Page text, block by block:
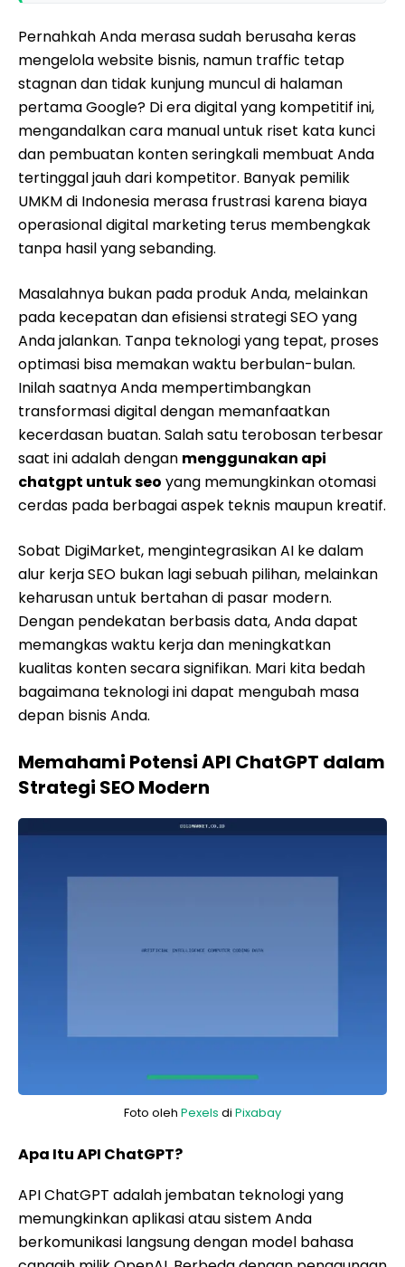
Pernahkah Anda merasa sudah berusaha keras
mengelola website bisnis, namun traffic tetap
stagnan dan tidak kunjung muncul di halaman
pertama Google? Di era digital yang kompetitif ini,
mengandalkan cara manual untuk riset kata kunci
dan pembuatan konten seringkali membuat Anda
tertinggal jauh dari kompetitor. Banyak pemilik
UMKM di Indonesia merasa frustrasi karena biaya
operasional digital marketing terus membengkak
tanpa hasil yang sebanding.
Masalahnya bukan pada produk Anda, melainkan
pada kecepatan dan efisiensi strategi SEO yang
Anda jalankan. Tanpa teknologi yang tepat, proses
optimasi bisa memakan waktu berbulan-bulan.
Inilah saatnya Anda mempertimbangkan
transformasi digital dengan memanfaatkan
kecerdasan buatan. Salah satu terobosan terbesar
saat ini adalah dengan menggunakan api
chatgpt untuk seo yang memungkinkan otomasi
cerdas pada berbagai aspek teknis maupun kreatif.
Sobat DigiMarket, mengintegrasikan AI ke dalam
alur kerja SEO bukan lagi sebuah pilihan, melainkan
keharusan untuk bertahan di pasar modern.
Dengan pendekatan berbasis data, Anda dapat
memangkas waktu kerja dan meningkatkan
kualitas konten secara signifikan. Mari kita bedah
bagaimana teknologi ini dapat mengubah masa
depan bisnis Anda.
Memahami Potensi API ChatGPT dalam
Strategi SEO Modern
Foto oleh Pexels di Pixabay
Apa Itu API ChatGPT?
API ChatGPT adalah jembatan teknologi yang
memungkinkan aplikasi atau sistem Anda
berkomunikasi langsung dengan model bahasa